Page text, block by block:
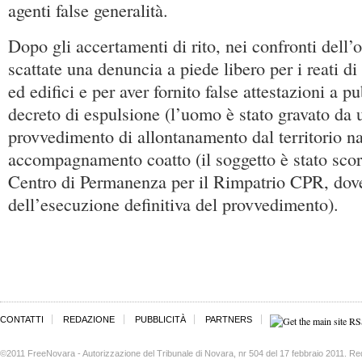
agenti false generalità.
Dopo gli accertamenti di rito, nei confronti
scattate una denuncia a piede libero per i reati
ed edifici e per aver fornito false attestazioni a
decreto di espulsione (l’uomo è stato gravato da
provvedimento di allontanamento dal territorio
accompagnamento coatto (il soggetto è stato
Centro di Permanenza per il Rimpatrio CPR,
dell’esecuzione definitiva del provvedimento).
CONTATTI REDAZIONE PUBBLICITÀ PARTNERS
©2011 FreeNovara - Autorizzazione del Tribunale di Novara, nr 504 del 17 febbraio 2011.